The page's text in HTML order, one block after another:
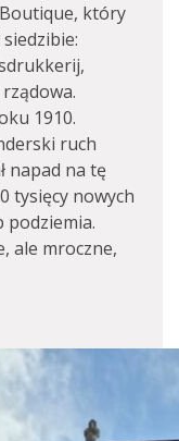
który
1910.
ruch
napad na tę
tysięcy nowych
podziemia.
ale mroczne,